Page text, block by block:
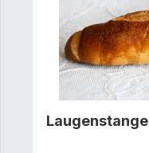
Laugenstange